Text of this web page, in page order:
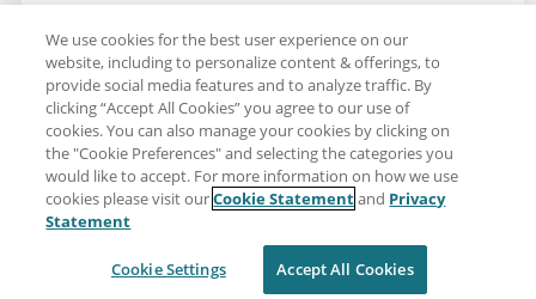
分享：电子邮件
推特
使用条款
We use cookies for the best user experience on our
website, including to personalize content & offerings, to
provide social media features and to analyze traffic. By
clicking “Accept All Cookies” you agree to our use of
cookies. You can also manage your cookies by clicking on
the "Cookie Preferences" and selecting the categories you
would like to accept. For more information on how we use
cookies please visit ourCookie Statementand Privacy
Statement
Cookie Settings Accept All Cookies